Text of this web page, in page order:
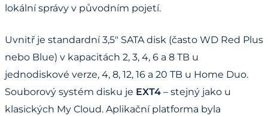
lokální správy v původním pojetí.
Uvnitř je standardní 3,5" SATA disk (často WD Red Plus
nebo Blue) v kapacitách 2, 3, 4, 6 a 8 TB u
jednodiskové verze, 4, 8, 12, 16 a 20 TB u Home Duo.
Souborový systém disku je EXT4 – stejný jako u
klasických My Cloud. Aplikační platforma byla